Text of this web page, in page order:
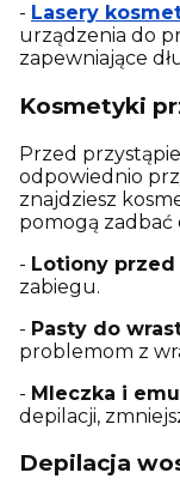
- Lasery
urządzenia do
zapewniające
Kosmetyki
Przed
odpowiednio
znajdziesz
pomogą zadbać
- Lotiony
zabiegu.
- Pasty do
problemom z
- Mleczka i
depilacji,
Depilacja